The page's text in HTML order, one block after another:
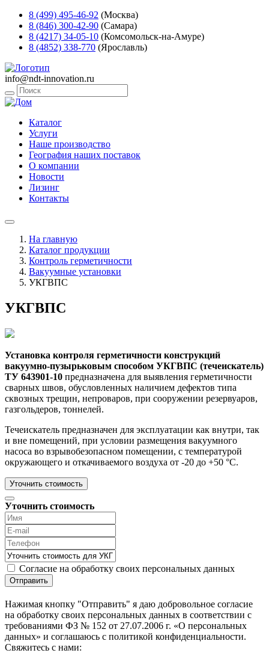
8 (499) 495-46-92 (Москва)
8 (846) 300-42-90 (Самара)
8 (4217) 34-05-10 (Комсомольск-на-Амуре)
8 (4852) 338-770 (Ярославль)
info@ndt-innovation.ru
Каталог
Услуги
Наше производство
География наших поставок
О компании
Новости
Лизинг
Контакты
На главную
Каталог продукции
Контроль герметичности
Вакуумные установки
УКГВПС
УКГВПС
Установка контроля герметичности конструкций
вакуумно-пузырьковым способом УКГВПС (течеискатель)
ТУ 643901-10 предназначена для выявления герметичности
сварных швов, обусловленных наличием дефектов типа
сквозных трещин, непроваров, при сооружении резервуаров,
газгольдеров, тоннелей.
Течеискатель предназначен для эксплуатации как внутри, так
и вне помещений, при условии размещения вакуумного
насоса во взрывобезопасном помещении, с температурой
окружающего и откачиваемого воздуха от -20 до +50 °С.
Уточнить стоимость
Уточнить стоимость
Согласие на обработку своих персональных данных
Отправить
Нажимая кнопку "Отправить" я даю добровольное согласие
на обработку своих персональных данных в соответствии с
требованиями ФЗ № 152 от 27.07.2006 г. «О персональных
данных» и соглашаюсь с политикой конфиденциальности.
Cвяжитесь с нами: